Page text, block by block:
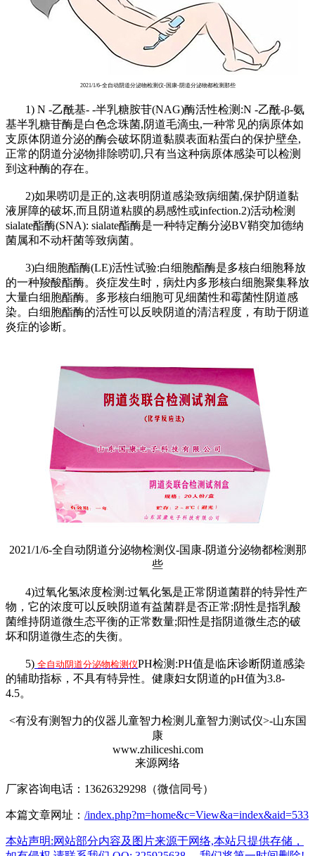
2021/1/6-全自动阴道分泌物检测仪-国康-阴道分泌物都检测那些
1) N -乙酰基- -半乳糖胺苷(NAG)酶活性检测:N -乙酰-β-氨
基半乳糖苷酶是白色念珠菌,阴道毛滴虫,一种常见的病原体如
支原体阴道分泌的酶会破坏阴道黏膜表面粘蛋白的保护壁垒,
正常的阴道分泌物排除唠叨,只有当这种病原体感染可以检测
到这种酶的存在。
2)如果唠叨是正的,这表明阴道感染致病细菌,保护阴道黏
液屏障的破坏,而且阴道粘膜的易感性或infection.2)活动检测
sialate酯酶(SNA): sialate酯酶是一种特定酶分泌BV鞘突加德纳
菌属和不动杆菌等致病菌。
3)白细胞酯酶(LE)活性试验:白细胞酯酶是多核白细胞释放
的一种羧酸酯酶。炎症发生时，病灶内多形核白细胞聚集释放
大量白细胞酯酶。多形核白细胞可见细菌性和霉菌性阴道感
染。白细胞酯酶的活性可以反映阴道的清洁程度，有助于阴道
炎症的诊断。
2021/1/6-全自动阴道分泌物检测仪-国康-阴道分泌物都检测那
些
4)过氧化氢浓度检测:过氧化氢是正常阴道菌群的特异性产
物，它的浓度可以反映阴道有益菌群是否正常;阴性是指乳酸
菌维持阴道微生态平衡的正常数量;阳性是指阴道微生态的破
坏和阴道微生态的失衡。
5) 全自动阴道分泌物检测仪PH检测:PH值是临床诊断阴道感染
的辅助指标，不具有特异性。健康妇女阴道的pH值为3.8-
4.5。
<有没有测智力的仪器儿童智力检测儿童智力测试仪>-山东国
康
www.zhiliceshi.com
来源网络
厂家咨询电话：13626329298（微信同号）
本篇文章网址： /index.php?m=home&c=View&a=index&aid=533
本站声明:网站部分内容及图片来源于网络,本站只提供存储，